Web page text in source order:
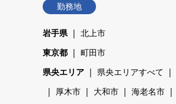
勤務地
岩手県
北上市
東京都
町田市
県央エリア
県央エリアすべて
厚木市
大和市 海老名市